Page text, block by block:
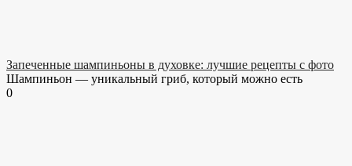
Запеченные шампиньоны в духовке: лучшие рецепты с фото
Шампиньон — уникальный гриб, который можно есть
0